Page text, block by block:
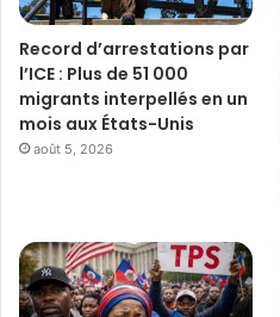
Record d’arrestations par
l’ICE : Plus de 51 000
migrants interpellés en un
mois aux États-Unis
août 5, 2026